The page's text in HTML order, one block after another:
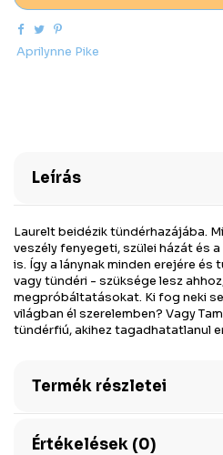
Aprilynne Pike
Leírás
Laurelt beidézik tündérhazájába.
veszély fenyegeti, szülei házát és
is. Így a lánynak minden erejére és
vagy tündéri - szüksége lesz
megpróbáltatásokat. Ki fog neki
világban él szerelemben? Vagy
tündérfiú, akihez tagadhatatlanul
Termék részletei
Értékelések (0)